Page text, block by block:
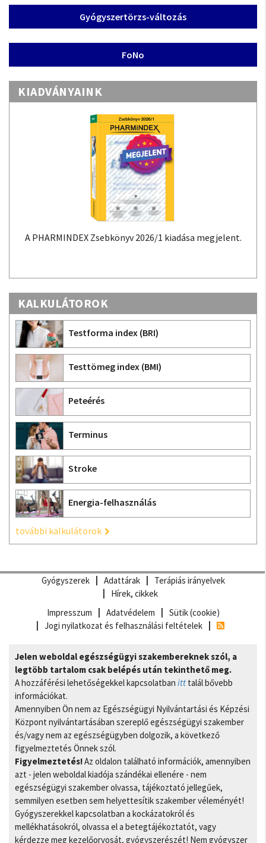
Gyógyszertörzs-változás
FoNo
KIADVÁNYAINK
A PHARMINDEX Zsebkönyv 2026/1 kiadása megjelent.
KALKULÁTOROK
Testforma index (BRI)
Testtömeg index (BMI)
Peteérés
Terminus
Stroke
Energia-felhasználás
további kalkulátorok
Gyógyszerek Adattárak
Terápiás irányelvek
Hírek, cikkek
Impresszum
Adatvédelem
Sütik (cookie)
Jogi nyilatkozat és felhasználási feltételek
Jelen weboldal egészségügyi szakembereknek szól, a
legtöbb tartalom csak belépés után tekinthető meg.
A hozzáférési lehetőségekkel kapcsolatban itt talál bővebb
információkat.
Amennyiben Ön nem az Egészségügyi Nyilvántartási és Képzési
Központ nyilvántartásában szereplő egészségügyi szakember
és/vagy nem az egészségügyben dolgozik, a következő
figyelmeztetés Önnek szól.
Figyelmeztetés!Az oldalon található információk, amennyiben
azt - jelen weboldal kiadója szándékai ellenére - nem
egészségügyi szakember olvassa, tájékoztató jellegűek,
semmilyen esetben sem helyettesítik szakember véleményét!
Gyógyszerekkel kapcsolatban a kockázatokról és
mellékhatásokról, olvassa el a betegtájékoztatót, vagy
kérdezze meg kezelőorvosát, gyógyszerészét! Nem gyógyszer